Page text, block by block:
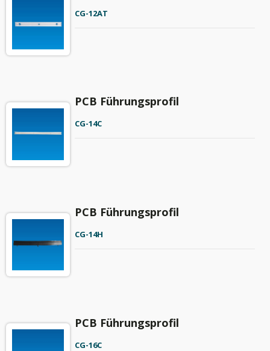
CG-12AT
PCB Führungsprofil
CG-14C
PCB Führungsprofil
CG-14H
PCB Führungsprofil
CG-16C